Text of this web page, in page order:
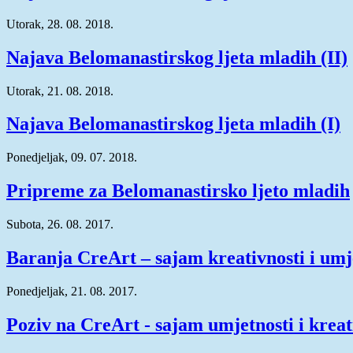
Utorak, 28. 08. 2018.
Najava Belomanastirskog ljeta mladih (II)
Utorak, 21. 08. 2018.
Najava Belomanastirskog ljeta mladih (I)
Ponedjeljak, 09. 07. 2018.
Pripreme za Belomanastirsko ljeto mladih
Subota, 26. 08. 2017.
Baranja CreArt – sajam kreativnosti i
Ponedjeljak, 21. 08. 2017.
Poziv na CreArt - sajam umjetnosti i